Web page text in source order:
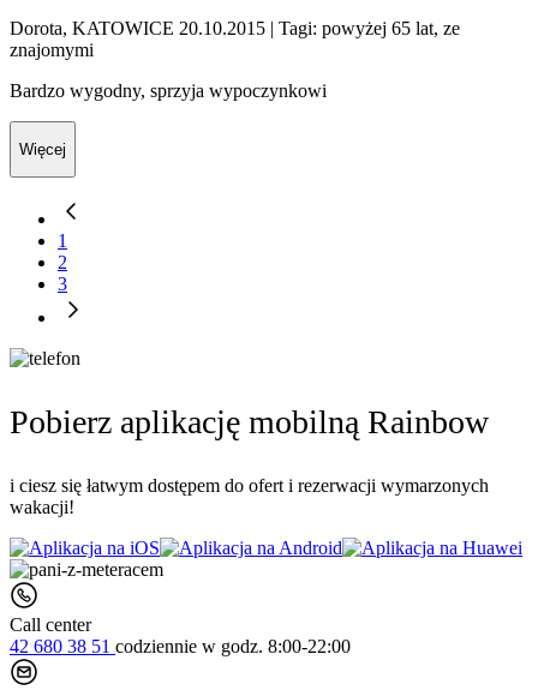
Dorota, KATOWICE 20.10.2015 | Tagi: powyżej 65 lat, ze
znajomymi
Bardzo wygodny, sprzyja wypoczynkowi
Więcej
1
2
3
Pobierz aplikację mobilną Rainbow
i ciesz się łatwym dostępem do ofert i rezerwacji wymarzonych
wakacji!
Call center
42 680 38 51 codziennie w godz. 8:00-22:00